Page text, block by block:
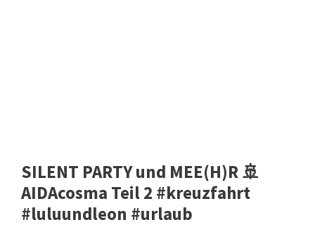
SILENT PARTY und MEE(H)R 🚢
AIDAcosma Teil 2 #kreuzfahrt
#luluundleon #urlaub